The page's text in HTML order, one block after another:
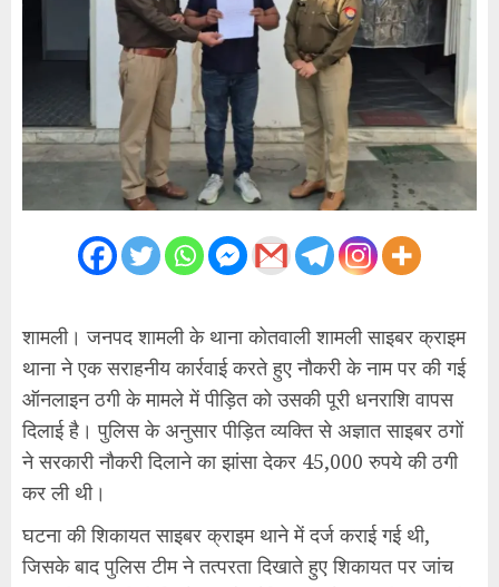
शामली। जनपद शामली के थाना कोतवाली शामली साइबर क्राइम
थाना ने एक सराहनीय कार्रवाई करते हुए नौकरी के नाम पर की गई
ऑनलाइन ठगी के मामले में पीड़ित को उसकी पूरी धनराशि वापस
दिलाई है। पुलिस के अनुसार पीड़ित व्यक्ति से अज्ञात साइबर ठगों
ने सरकारी नौकरी दिलाने का झांसा देकर 45,000 रुपये की ठगी
कर ली थी।
घटना की शिकायत साइबर क्राइम थाने में दर्ज कराई गई थी,
जिसके बाद पुलिस टीम ने तत्परता दिखाते हुए शिकायत पर जांच